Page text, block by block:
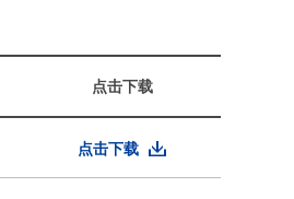
点击下载
点击下载